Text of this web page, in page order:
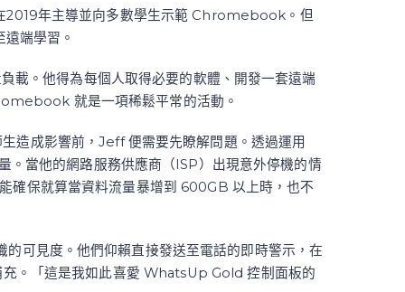
2019年主導並向多數學生示範 Chromebook。但
端學習。
載。他得為每個人取得必要的軟體、開發一套遠端
就是一項稀鬆平常的活動。
造成影響前，Jeff 便需要先瞭解問題。透過運用
當他的網路服務供應商（ISP）出現意外停機的情
確保就算當資料流量暴增到 600GB 以上時，也不
可見度。他們仰賴直接發送至電話的即時警示，在
。「這是我如此喜愛 WhatsUp Gold 控制面板的